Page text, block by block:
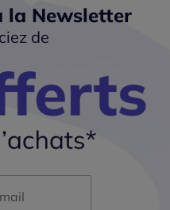
la Newsletter
de